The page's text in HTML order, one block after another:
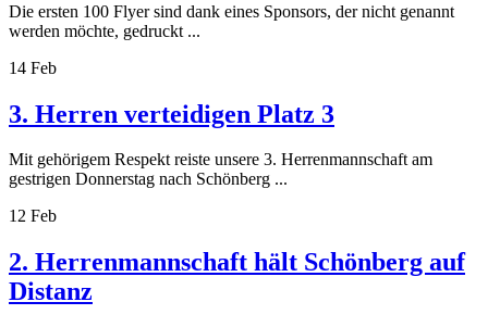
Die ersten 100 Flyer sind dank eines Sponsors, der nicht genannt
werden möchte, gedruckt ...
14 Feb
3. Herren verteidigen Platz 3
Mit gehörigem Respekt reiste unsere 3. Herrenmannschaft am
gestrigen Donnerstag nach Schönberg ...
12 Feb
2. Herrenmannschaft hält Schönberg auf
Distanz